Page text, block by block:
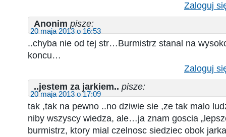
Zaloguj
Anonim pisze:
20 maja 2013 o 16:53
..chyba nie od tej str…Burmistrz stanal na
koncu…
Zaloguj
..jestem za jarkiem.. pisze:
20 maja 2013 o 17:09
tak ,tak na pewno ..no dziwie sie ,ze tak malo
niby wszyscy wiedza, ale…ja znam goscia
burmistrz, ktory mial czelnosc siedziec obok